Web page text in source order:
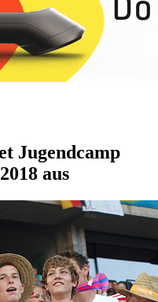
Jugendcamp
aus